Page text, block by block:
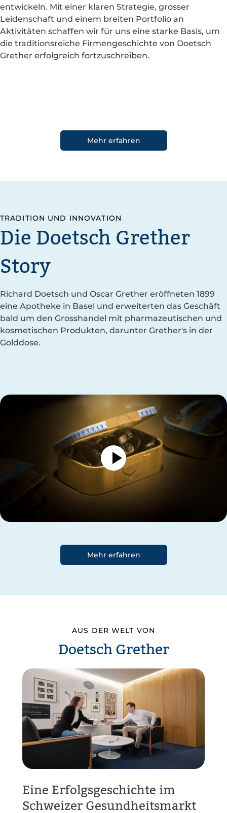
Mehr erfahren
entwickeln. Mit einer klaren Strategie, grosser
Leidenschaft und einem breiten Portfolio an
Aktivitäten schaffen wir für uns eine starke Basis, um
die traditionsreiche Firmengeschichte von Doetsch
Grether erfolgreich fortzuschreiben.
Mehr erfahren
TRADITION UND INNOVATION
Die Doetsch Grether
Story
Richard Doetsch und Oscar Grether eröffneten 1899
eine Apotheke in Basel und erweiterten das Geschäft
bald um den Grosshandel mit pharmazeutischen und
kosmetischen Produkten, darunter Grether's in der
Golddose.
AUS DER WELT VON
Doetsch Grether
Eine Erfolgsgeschichte im
Schweizer Gesundheitsmarkt